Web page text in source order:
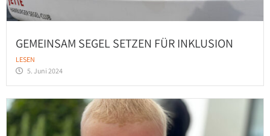
GEMEINSAM SEGEL SETZEN FÜR INKLUSION
LESEN
5. Juni 2024